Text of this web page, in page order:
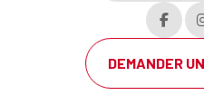
DEMANDER